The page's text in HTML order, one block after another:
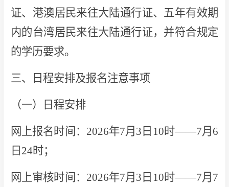
证、港澳居民来往大陆通行证、五年有效期
内的台湾居民来往大陆通行证，并符合规定
的学历要求。
三、日程安排及报名注意事项
（一）日程安排
网上报名时间：2026年7月3日10时——7月6
日24时；
网上审核时间：2026年7月3日10时——7月7